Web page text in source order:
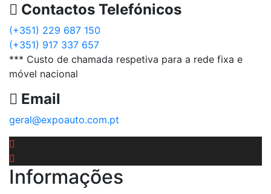
Contactos Telefónicos
(+351) 229 687 150
(+351) 917 337 657
*** Custo de chamada respetiva para a rede fixa e
móvel nacional
Email
geral@expoauto.com.pt
Informações